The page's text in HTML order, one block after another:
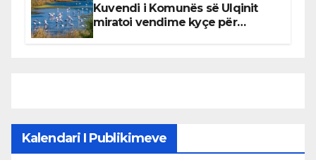
Kuvendi i Komunës së Ulqinit
miratoi vendime kyçe për
Kalendari I Publikimeve